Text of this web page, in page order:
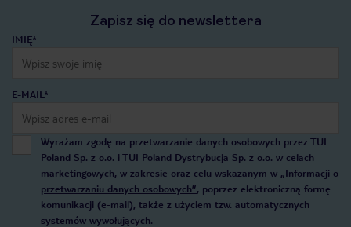
Zapisz się do newslettera
IMIĘ*
E-MAIL*
Wyrażam zgodę na przetwarzanie danych osobowych przez TUI
Poland Sp. z o.o. i TUI Poland Dystrybucja Sp. z o.o. w celach
marketingowych, w zakresie oraz celu wskazanym w „Informacji o
przetwarzaniu danych osobowych”, poprzez elektroniczną formę
komunikacji (e-mail), także z użyciem tzw. automatycznych
systemów wywołujących.